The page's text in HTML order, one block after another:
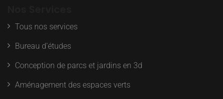
Tous nos services
Bureau d’études
Conception de parcs et jardins en 3d
Aménagement des espaces verts